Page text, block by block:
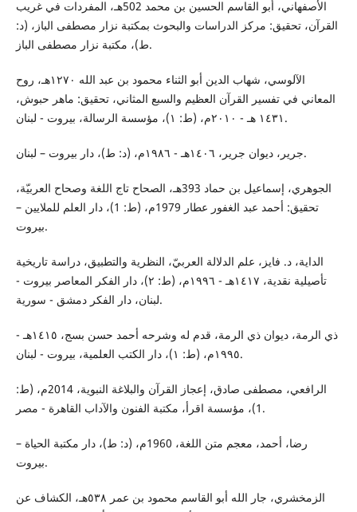
الأصفهاني، أبو القاسم الحسين بن محمد 502هـ، المفردات في غريب
القرآن، تحقيق: مركز الدراسات والبحوث بمكتبة نزار مصطفى الباز، (د:
ط)، مكتبة نزار مصطفى الباز.
الآلوسي، شهاب الدين أبو الثناء محمود بن عبد الله ١٢٧٠هـ، روح
المعاني في تفسير القرآن العظيم والسبع المثاني، تحقيق: ماهر حبوش،
١٤٣١ هـ - ٢٠١٠م، (ط: ١)، مؤسسة الرسالة، بيروت - لبنان.
جرير، ديوان جرير، ١٤٠٦هـ - ١٩٨٦م، (د: ط)، دار بيروت – لبنان.
الجوهري، إسماعيل بن حماد 393هـ، الصحاح تاج اللغة وصحاح العربيّة،
تحقيق: أحمد عبد الغفور عطار 1979م، (ط: 1)، دار العلم للملايين –
بيروت.
الداية، د. فايز، علم الدلالة العربيّ، النظرية والتطبيق، دراسة تاريخية
تأصيلية نقدية، ١٤١٧هـ - ١٩٩٦م، (ط: ٢)، دار الفكر المعاصر بيروت -
لبنان، دار الفكر دمشق - سورية.
ذي الرمة، ديوان ذي الرمة، قدم له وشرحه أحمد حسن بسج، ١٤١٥هـ -
١٩٩٥م، (ط: ١)، دار الكتب العلمية، بيروت - لبنان.
الرافعي، مصطفى صادق، إعجاز القرآن والبلاغة النبوية، 2014م، (ط:
1)، مؤسسة اقرأ، مكتبة الفنون والآداب القاهرة - مصر.
رضا، أحمد، معجم متن اللغة، 1960م، (د: ط)، دار مكتبة الحياة –
بيروت.
الزمخشري، جار الله أبو القاسم محمود بن عمر ٥٣٨هـ، الكشاف عن